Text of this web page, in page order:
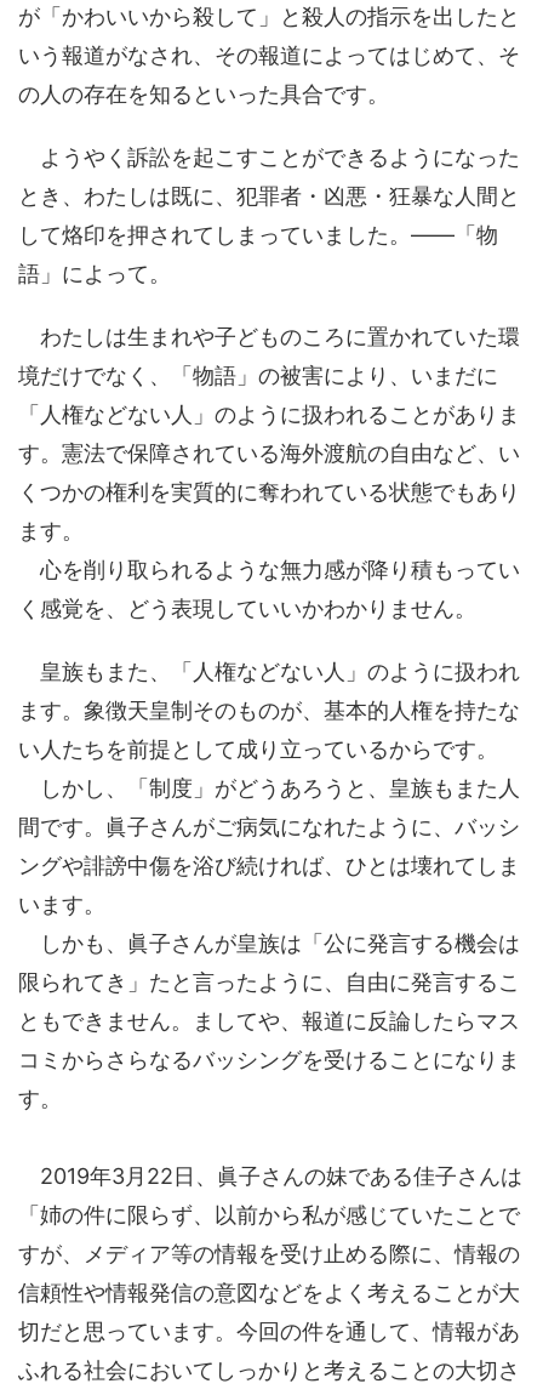
が「かわいいから殺して」と殺人の指示を出したと
いう報道がなされ、その報道によってはじめて、そ
の人の存在を知るといった具合です。
ようやく訴訟を起こすことができるようになった
とき、わたしは既に、犯罪者・凶悪・狂暴な人間と
して烙印を押されてしまっていました。――「物
語」によって。
わたしは生まれや子どものころに置かれていた環
境だけでなく、「物語」の被害により、いまだに
「人権などない人」のように扱われることがありま
す。憲法で保障されている海外渡航の自由など、い
くつかの権利を実質的に奪われている状態でもあり
ます。
心を削り取られるような無力感が降り積もってい
く感覚を、どう表現していいかわかりません。
皇族もまた、「人権などない人」のように扱われ
ます。象徴天皇制そのものが、基本的人権を持たな
い人たちを前提として成り立っているからです。
しかし、「制度」がどうあろうと、皇族もまた人
間です。眞子さんがご病気になれたように、バッシ
ングや誹謗中傷を浴び続ければ、ひとは壊れてしま
います。
しかも、眞子さんが皇族は「公に発言する機会は
限られてき」たと言ったように、自由に発言するこ
ともできません。ましてや、報道に反論したらマス
コミからさらなるバッシングを受けることになりま
す。
2019年3月22日、眞子さんの妹である佳子さんは
「姉の件に限らず、以前から私が感じていたことで
すが、メディア等の情報を受け止める際に、情報の
信頼性や情報発信の意図などをよく考えることが大
切だと思っています。今回の件を通して、情報があ
ふれる社会においてしっかりと考えることの大切さ